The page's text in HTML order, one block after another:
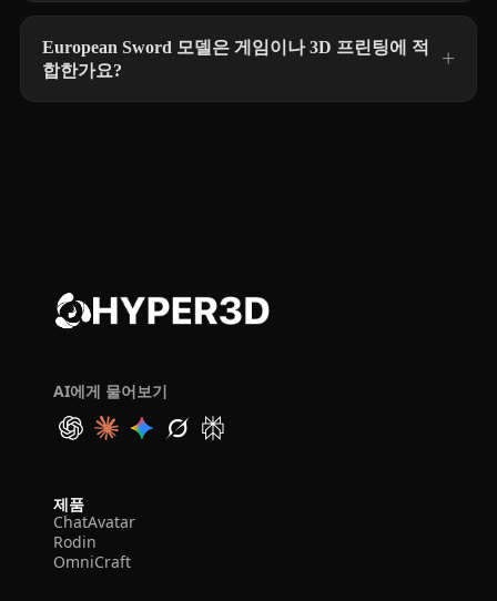
European Sword 모델은 게임이나 3D 프린팅에 적
합한가요?
AI에게 물어보기
제품
ChatAvatar
Rodin
OmniCraft